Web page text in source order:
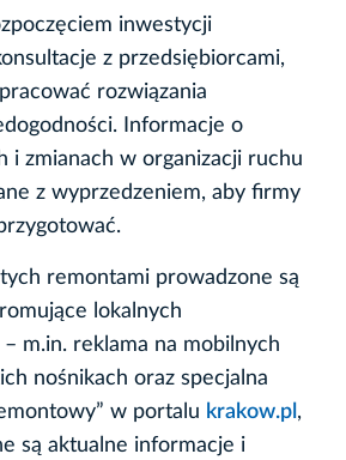
inwestycji
z przedsiębiorcami,
rozwiązania
Informacje o
i zmianach w organizacji ruchu
z wyprzedzeniem, aby firmy
remontami prowadzone są
lokalnych
m.in. reklama na mobilnych
nośnikach oraz specjalna
w portalu krakow.pl ,
są aktualne informacje i